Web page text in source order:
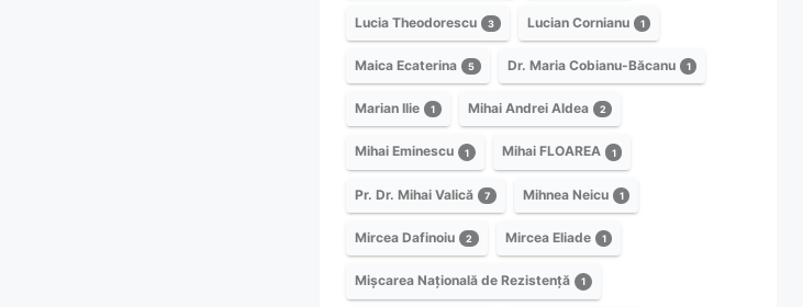
Lucia Theodorescu 3 Lucian Cornianu 1
Maica Ecaterina 5 Dr. Maria Cobianu-Băcanu 1
Marian Ilie 1 Mihai Andrei Aldea 2
Mihai Eminescu 1 Mihai FLOAREA 1
Pr. Dr. Mihai Valică 7 Mihnea Neicu 1
Mircea Dafinoiu 2 Mircea Eliade 1
Mișcarea Națională de Rezistență 1